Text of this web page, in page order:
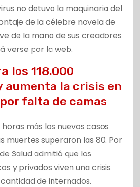
no detuvo la maquinaria del
de la célebre novela de
de la mano de sus creadores
verse por la web.
los 118.000
aumenta la crisis en
falta de camas
horas más los nuevos casos
muertes superaron las 80. Por
Salud admitió que los
y privados viven una crisis
de internados.